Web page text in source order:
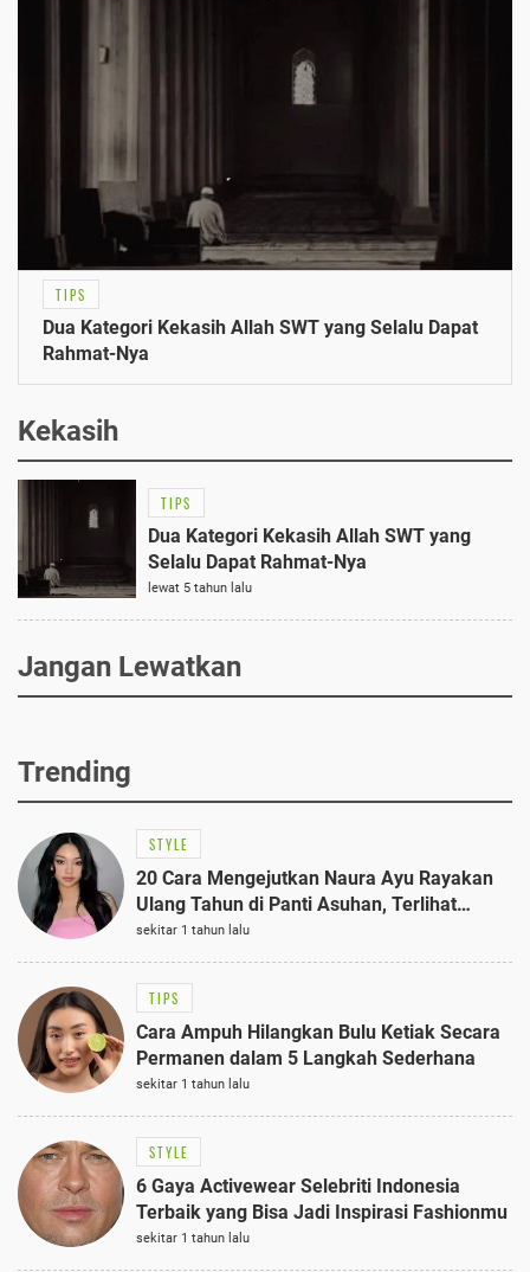
TIPS
Dua Kategori Kekasih Allah SWT yang Selalu Dapat
Rahmat-Nya
Kekasih
TIPS
Dua Kategori Kekasih Allah SWT yang
Selalu Dapat Rahmat-Nya
lewat 5 tahun lalu
Jangan Lewatkan
Trending
STYLE
20 Cara Mengejutkan Naura Ayu Rayakan
Ulang Tahun di Panti Asuhan, Terlihat
Anggun dengan Kaftan Cokelat
sekitar 1 tahun lalu
TIPS
Cara Ampuh Hilangkan Bulu Ketiak Secara
Permanen dalam 5 Langkah Sederhana
sekitar 1 tahun lalu
STYLE
6 Gaya Activewear Selebriti Indonesia
Terbaik yang Bisa Jadi Inspirasi Fashionmu
sekitar 1 tahun lalu